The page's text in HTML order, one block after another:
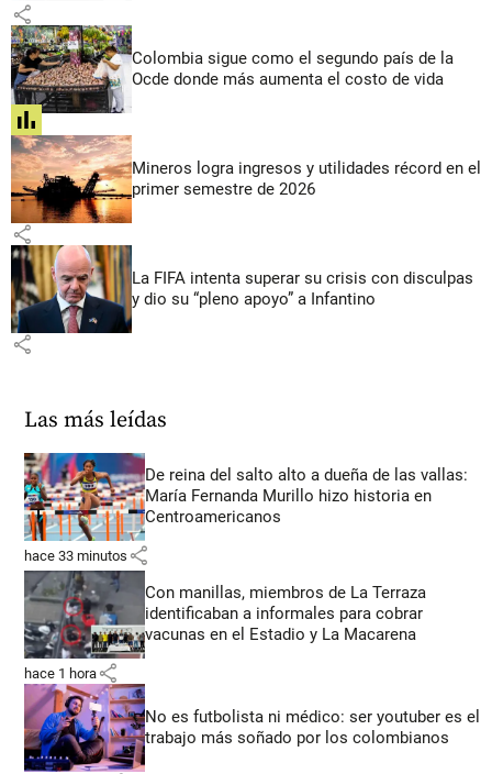
share
Colombia sigue como el segundo país de la
Ocde donde más aumenta el costo de vida
share
Mineros logra ingresos y utilidades récord en el
primer semestre de 2026
share
La FIFA intenta superar su crisis con disculpas
y dio su “pleno apoyo” a Infantino
share
Las más leídas
De reina del salto alto a dueña de las vallas:
María Fernanda Murillo hizo historia en
Centroamericanos
hace 33 minutos share
Con manillas, miembros de La Terraza
identificaban a informales para cobrar
vacunas en el Estadio y La Macarena
hace 1 hora share
No es futbolista ni médico: ser youtuber es el
trabajo más soñado por los colombianos